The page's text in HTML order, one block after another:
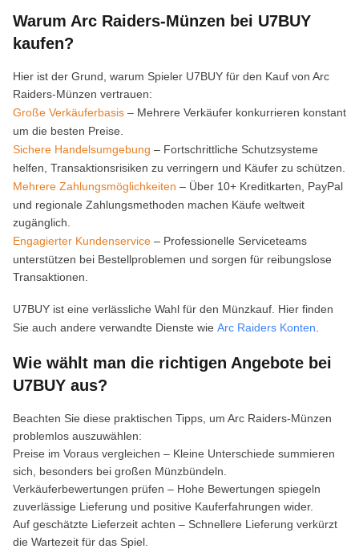
Warum Arc Raiders‑Münzen bei U7BUY
kaufen?
Hier ist der Grund, warum Spieler U7BUY für den Kauf von Arc
Raiders-Münzen vertrauen:
Große Verkäuferbasis – Mehrere Verkäufer konkurrieren konstant
um die besten Preise.
Sichere Handelsumgebung – Fortschrittliche Schutzsysteme
helfen, Transaktionsrisiken zu verringern und Käufer zu schützen.
Mehrere Zahlungsmöglichkeiten – Über 10+ Kreditkarten, PayPal
und regionale Zahlungsmethoden machen Käufe weltweit
zugänglich.
Engagierter Kundenservice – Professionelle Serviceteams
unterstützen bei Bestellproblemen und sorgen für reibungslose
Transaktionen.
U7BUY ist eine verlässliche Wahl für den Münzkauf. Hier finden
Sie auch andere verwandte Dienste wie Arc Raiders Konten
Wie wählt man die richtigen Angebote bei
U7BUY aus?
Beachten Sie diese praktischen Tipps, um Arc Raiders-Münzen
problemlos auszuwählen:
Preise im Voraus vergleichen – Kleine Unterschiede summieren
sich, besonders bei großen Münzbündeln.
Verkäuferbewertungen prüfen – Hohe Bewertungen spiegeln
zuverlässige Lieferung und positive Kauferfahrungen wider.
Auf geschätzte Lieferzeit achten – Schnellere Lieferung verkürzt
die Wartezeit für das Spiel.